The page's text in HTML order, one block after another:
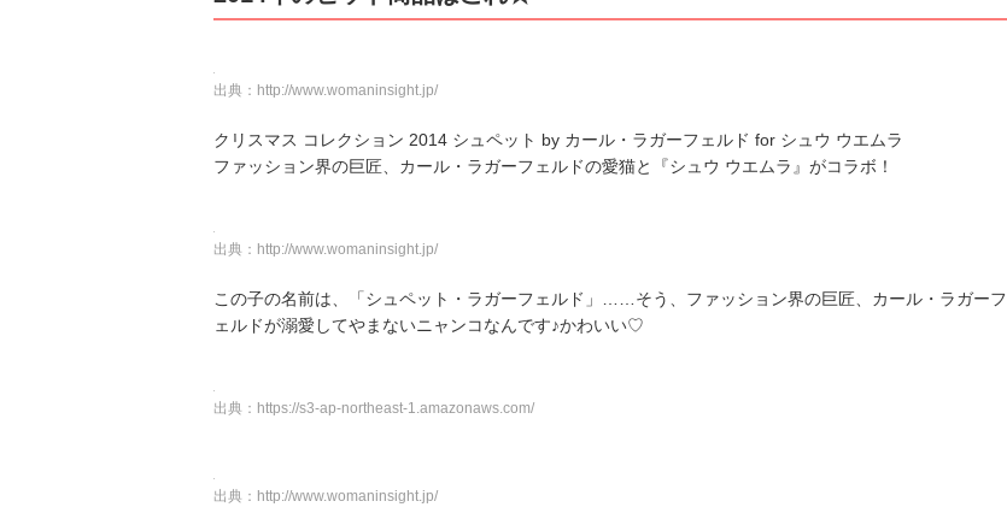
出典： http://www.womaninsight.jp/
クリスマス コレクション 2014 シュペット by カール・ラガーフェルド for シュウ ウエムラ
ファッション界の巨匠、カール・ラガーフェルドの愛猫と『シュウ ウエムラ』がコラボ！
出典： http://www.womaninsight.jp/
この子の名前は、「シュペット・ラガーフェルド」……そう、ファッション界の巨匠、カール・ラガーフ
ェルドが溺愛してやまないニャンコなんです♪かわいい♡
出典： https://s3-ap-northeast-1.amazonaws.com/
出典： http://www.womaninsight.jp/